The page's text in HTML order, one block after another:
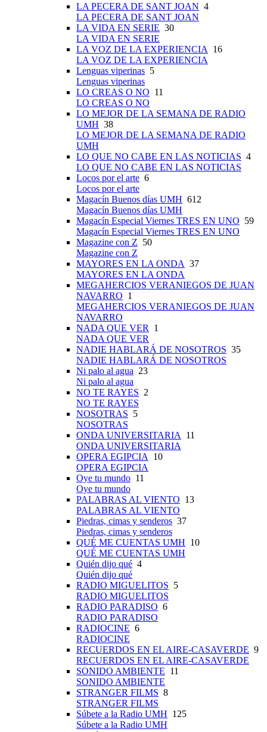
LA PECERA DE SANT JOAN 4
LA PECERA DE SANT JOAN
LA VIDA EN SERIE 30
LA VIDA EN SERIE
LA VOZ DE LA EXPERIENCIA
16
LA VOZ DE LA EXPERIENCIA
Lenguas viperinas 5
Lenguas viperinas
LO CREAS O NO 11
LO CREAS O NO
LO MEJOR DE LA SEMANA DE RADIO
UMH 38
LO MEJOR DE LA SEMANA DE RADIO
UMH
LO QUE NO CABE EN LAS NOTICIAS 4
LO QUE NO CABE EN LAS NOTICIAS
Locos por el arte 6
Locos por el arte
Magacín Buenos días UMH 612
Magacín Buenos días UMH
Magacín Especial Viernes TRES EN UNO 59
Magacín Especial Viernes TRES EN UNO
Magazine con Z 50
Magazine con Z
MAYORES EN LA ONDA 37
MAYORES EN LA ONDA
MEGAHERCIOS VERANIEGOS DE JUAN
NAVARRO 1
MEGAHERCIOS VERANIEGOS DE JUAN
NAVARRO
NADA QUE VER
1
NADA QUE VER
NADIE HABLARÁ DE NOSOTROS 35
NADIE HABLARÁ DE NOSOTROS
Ni palo al agua 23
Ni palo al agua
NO TE RAYES 2
NO TE RAYES
NOSOTRAS 5
NOSOTRAS
ONDA UNIVERSITARIA
11
ONDA UNIVERSITARIA
OPERA EGIPCIA
10
OPERA EGIPCIA
Oye tu mundo 11
Oye tu mundo
PALABRAS AL VIENTO 13
PALABRAS AL VIENTO
Piedras, cimas y senderos 37
Piedras, cimas y senderos
QUÉ ME CUENTAS UMH 10
QUÉ ME CUENTAS UMH
Quién dijo qué 4
Quién dijo qué
RADIO MIGUELITOS 5
RADIO MIGUELITOS
RADIO PARADISO 6
RADIO PARADISO
RADIOCINE 6
RADIOCINE
RECUERDOS EN EL AIRE-CASAVERDE 9
RECUERDOS EN EL AIRE-CASAVERDE
SONIDO AMBIENTE 11
SONIDO AMBIENTE
STRANGER FILMS 8
STRANGER FILMS
Súbete a la Radio UMH 125
Súbete a la Radio UMH